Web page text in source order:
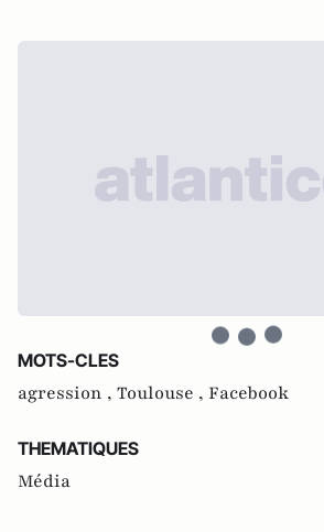
MOTS-CLES
agression , Toulouse , Facebook
THEMATIQUES
Média